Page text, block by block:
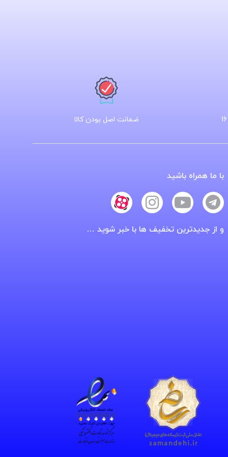
ضمانت اصل بودن کالا
با ما همراه باشید
و از جدیدترین تخفیف ها با خبر شوید …